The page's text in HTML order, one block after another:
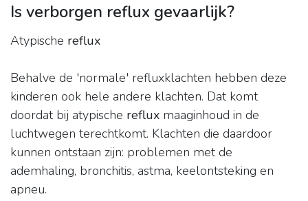
Is verborgen reflux gevaarlijk?
Atypische reflux
Behalve de 'normale' refluxklachten hebben deze
kinderen ook hele andere klachten. Dat komt
doordat bij atypische reflux maaginhoud in de
luchtwegen terechtkomt. Klachten die daardoor
kunnen ontstaan zijn: problemen met de
ademhaling, bronchitis, astma, keelontsteking en
apneu.